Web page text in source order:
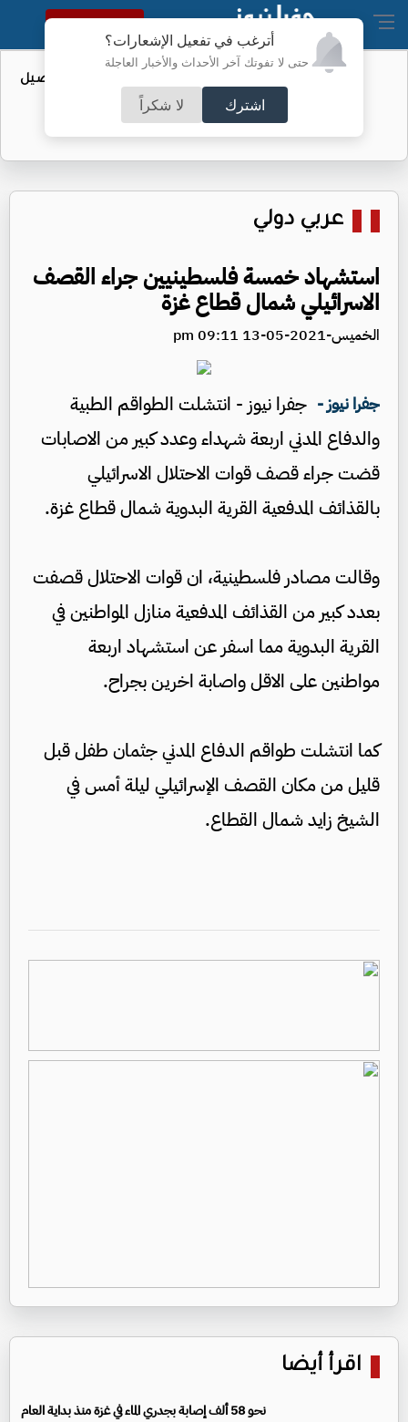
أترغب في تفعيل الإشعارات؟
حتى لا تفوتك آخر الأحداث والأخبار العاجلة
اشترك لا شكراً
النسخة الكاملة
عطاء حكومي لتعزيز مخزون النفط - تفاصيل
عربي دولي
استشهاد خمسة فلسطينيين جراء القصف
الاسرائيلي شمال قطاع غزة
الخميس-2021-05-13 09:11 pm
جفرا نيوز - جفرا نيوز - انتشلت الطواقم الطبية
والدفاع المدني اربعة شهداء وعدد كبير من الاصابات
قضت جراء قصف قوات الاحتلال الاسرائيلي
بالقذائف المدفعية القرية البدوية شمال قطاع غزة.
وقالت مصادر فلسطينية، ان قوات الاحتلال قصفت
بعدد كبير من القذائف المدفعية منازل المواطنين في
القرية البدوية مما اسفر عن استشهاد اربعة
مواطنين على الاقل واصابة اخرين بجراح.
كما انتشلت طواقم الدفاع المدني جثمان طفل قبل
قليل من مكان القصف الإسرائيلي ليلة أمس في
الشيخ زايد شمال القطاع.
اقرأ أيضا
نحو 58 ألف إصابة بجدري الماء في غزة منذ بداية العام